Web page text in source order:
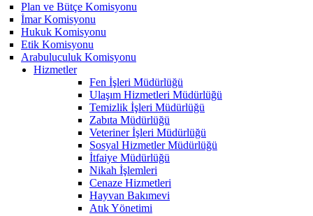
Plan ve Bütçe Komisyonu
İmar Komisyonu
Hukuk Komisyonu
Etik Komisyonu
Arabuluculuk Komisyonu
Hizmetler
Fen İşleri Müdürlüğü
Ulaşım Hizmetleri Müdürlüğü
Temizlik İşleri Müdürlüğü
Zabıta Müdürlüğü
Veteriner İşleri Müdürlüğü
Sosyal Hizmetler Müdürlüğü
İtfaiye Müdürlüğü
Nikah İşlemleri
Cenaze Hizmetleri
Hayvan Bakımevi
Atık Yönetimi